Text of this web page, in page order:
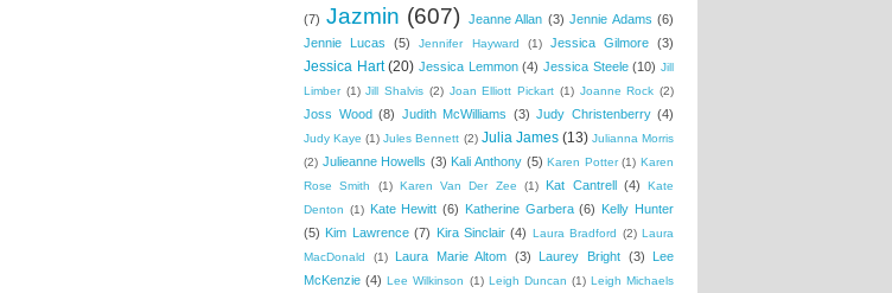
(7) Jazmin (607) Jeanne Allan (3) Jennie Adams (6)
Jennie Lucas
(5) Jennifer Hayward (1) Jessica Gilmore (3)
Jessica Hart (20) Jessica Lemmon (4) Jessica Steele (10) Jill
Limber (1) Jill Shalvis (2) Joan Elliott Pickart (1) Joanne Rock (2)
Joss Wood (8) Judith McWilliams (3) Judy Christenberry (4)
Judy Kaye (1) Jules Bennett (2) Julia James (13) Julianna Morris
(2) Julieanne Howells (3) Kali Anthony (5) Karen Potter (1) Karen
Rose Smith
(1) Karen Van Der Zee (1) Kat Cantrell (4)
Kate
Denton (1) Kate Hewitt (6) Katherine Garbera (6)
Kelly Hunter
(5) Kim Lawrence (7) Kira Sinclair (4) Laura Bradford (2) Laura
MacDonald
(1) Laura Marie Altom (3) Laurey Bright (3)
Lee
McKenzie (4) Lee Wilkinson (1) Leigh Duncan (1) Leigh Michaels